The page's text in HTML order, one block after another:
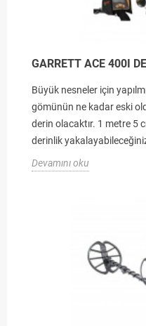
GARRETT ACE 400I
Büyük nesneler için
gömünün ne kadar eski
derin olacaktır. 1 metre 5
derinlik
Devamını oku